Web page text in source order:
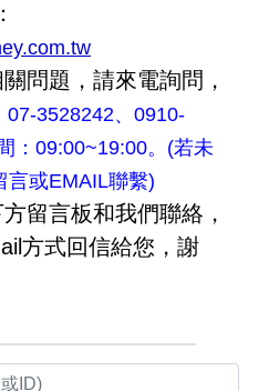
問題，請來電詢問，
07-3528242、0910-
：09:00~19:00。(若未
言或EMAIL聯繫)
留言板和我們聯絡，
方式回信給您，謝